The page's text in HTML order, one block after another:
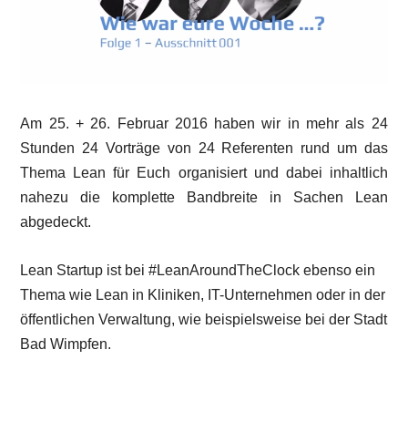
Am 25. + 26. Februar 2016 haben wir in mehr als 24
Stunden 24 Vorträge von 24 Referenten rund um das
Thema Lean für Euch organisiert und dabei inhaltlich
nahezu die komplette Bandbreite in Sachen Lean
abgedeckt.
Lean Startup ist bei #LeanAroundTheClock ebenso ein
Thema wie Lean in Kliniken, IT-Unternehmen oder in der
öffentlichen Verwaltung, wie beispielsweise bei der Stadt
Bad Wimpfen.